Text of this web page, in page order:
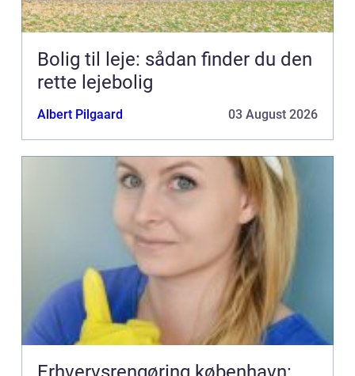
Bolig til leje: sådan finder du den
rette lejebolig
Albert Pilgaard 03 August 2026